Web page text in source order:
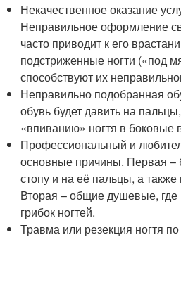
Некачественное оказание
Неправильное оформление
часто приводит к его
подстриженные ногти («под
способствуют их
Неправильно подобранная
обувь будет давить на
«впиванию» ногтя в боковые
Профессиональный и
основные причины. Первая –
стопу и на её пальцы, а
Вторая – общие душевые,
грибок ногтей.
Травма или резекция ногтя